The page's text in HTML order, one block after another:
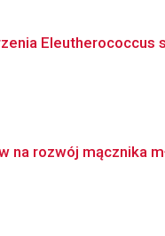
na rozwój mącznika